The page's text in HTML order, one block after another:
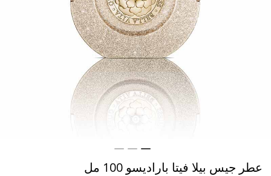
عطر جيس بيلا فيتا باراديسو 100 مل